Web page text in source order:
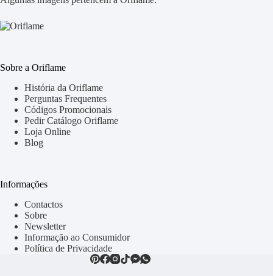
Sobre a Oriflame
História da Oriflame
Perguntas Frequentes
Códigos Promocionais
Pedir Catálogo Oriflame
Loja Online
Blog
Informações
Contactos
Sobre
Newsletter
Informação ao Consumidor
Política de Privacidade